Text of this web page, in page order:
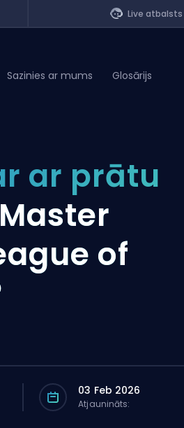
Live atbalsts
Sazinies ar mums Glosārijs
ar prātu
Master
of
03 Feb 2026
Atjaunināts: